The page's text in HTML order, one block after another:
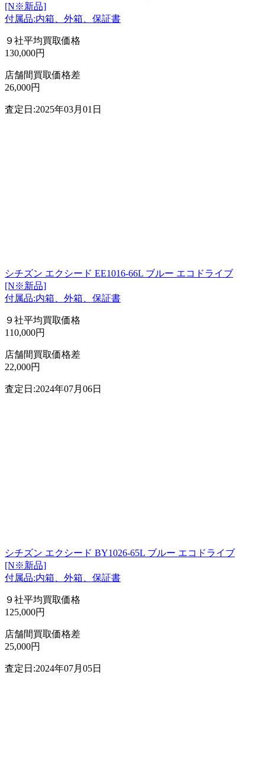
[N※新品]
付属品:内箱、外箱、保証書
９社平均買取価格
130,000円
店舗間買取価格差
26,000円
査定日:2025年03月01日
シチズン エクシード EE1016-66L ブルー エコドライブ
[N※新品]
付属品:内箱、外箱、保証書
９社平均買取価格
110,000円
店舗間買取価格差
22,000円
査定日:2024年07月06日
シチズン エクシード BY1026-65L ブルー エコドライブ
[N※新品]
付属品:内箱、外箱、保証書
９社平均買取価格
125,000円
店舗間買取価格差
25,000円
査定日:2024年07月05日